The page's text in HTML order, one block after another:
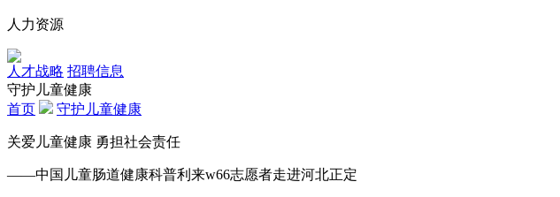
人力资源
人才战略 招聘信息
守护儿童健康
首页
守护儿童健康
关爱儿童健康 勇担社会责任
——中国儿童肠道健康科普利来w66志愿者走进河北正定